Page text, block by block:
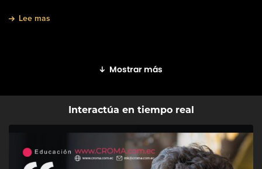
Lee mas
Mostrar más
Interactúa en tiempo real